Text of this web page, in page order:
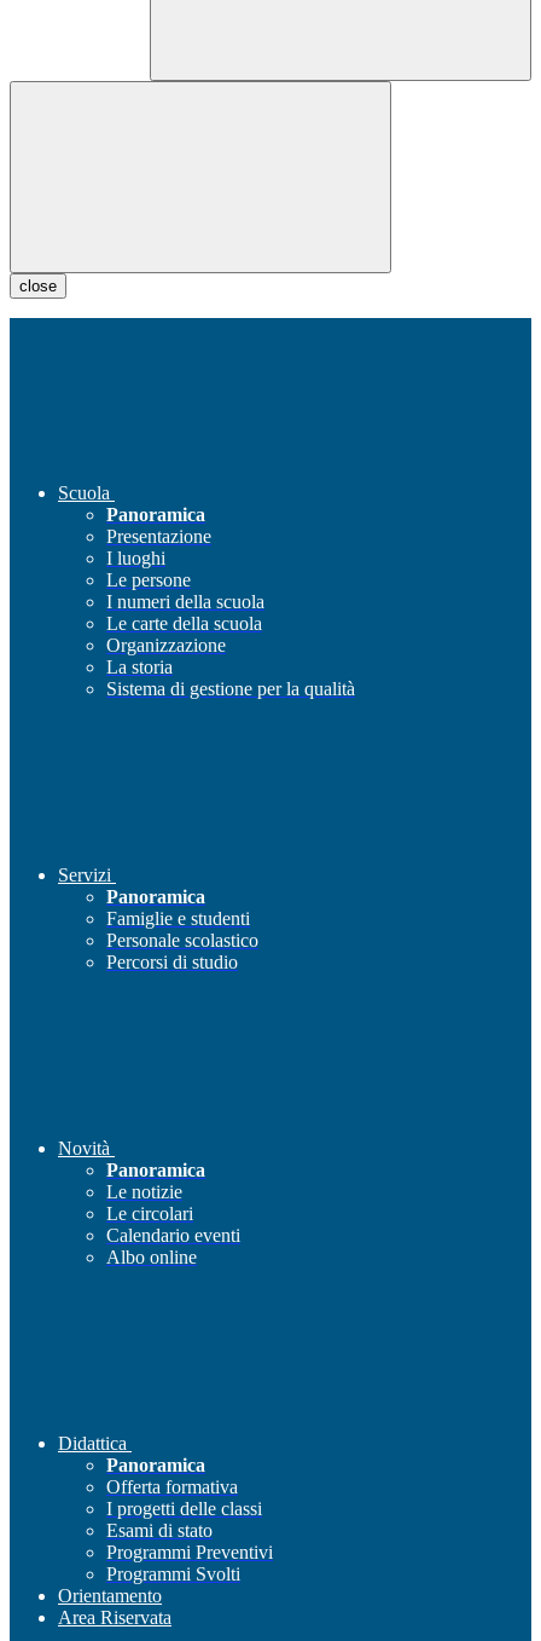
close
Scuola
Panoramica
Presentazione
I luoghi
Le persone
I numeri della scuola
Le carte della scuola
Organizzazione
La storia
Sistema di gestione per la qualità
Servizi
Panoramica
Famiglie e studenti
Personale scolastico
Percorsi di studio
Novità
Panoramica
Le notizie
Le circolari
Calendario eventi
Albo online
Didattica
Panoramica
Offerta formativa
I progetti delle classi
Esami di stato
Programmi Preventivi
Programmi Svolti
Orientamento
Area Riservata